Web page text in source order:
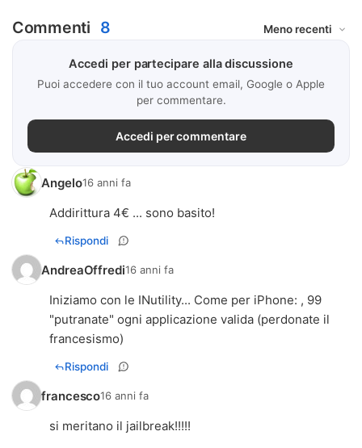
Commenti 8
Accedi per partecipare alla discussione
Puoi accedere con il tuo account email, Google o Apple
per commentare.
Accedi per commentare
Angelo16 anni fa
Addirittura 4€ ... sono basito!
Rispondi
AndreaOffredi16 anni fa
Iniziamo con le INutility... Come per iPhone: , 99
"putranate" ogni applicazione valida (perdonate il
francesismo)
Rispondi
francesco16 anni fa
si meritano il jailbreak!!!!!